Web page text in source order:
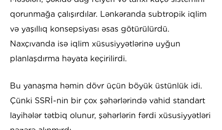
qorunmağa çalışırdılar. Lənkəranda subtropik iqlim
və yaşıllıq konsepsiyası əsas götürülürdü.
Naxçıvanda isə iqlim xüsusiyyətlərinə uyğun
planlaşdırma həyata keçirilirdi.
Bu yanaşma həmin dövr üçün böyük üstünlük idi.
Çünki SSRİ-nin bir çox şəhərlərində vahid standart
layihələr tətbiq olunur, şəhərlərin fərdi xüsusiyyətləri